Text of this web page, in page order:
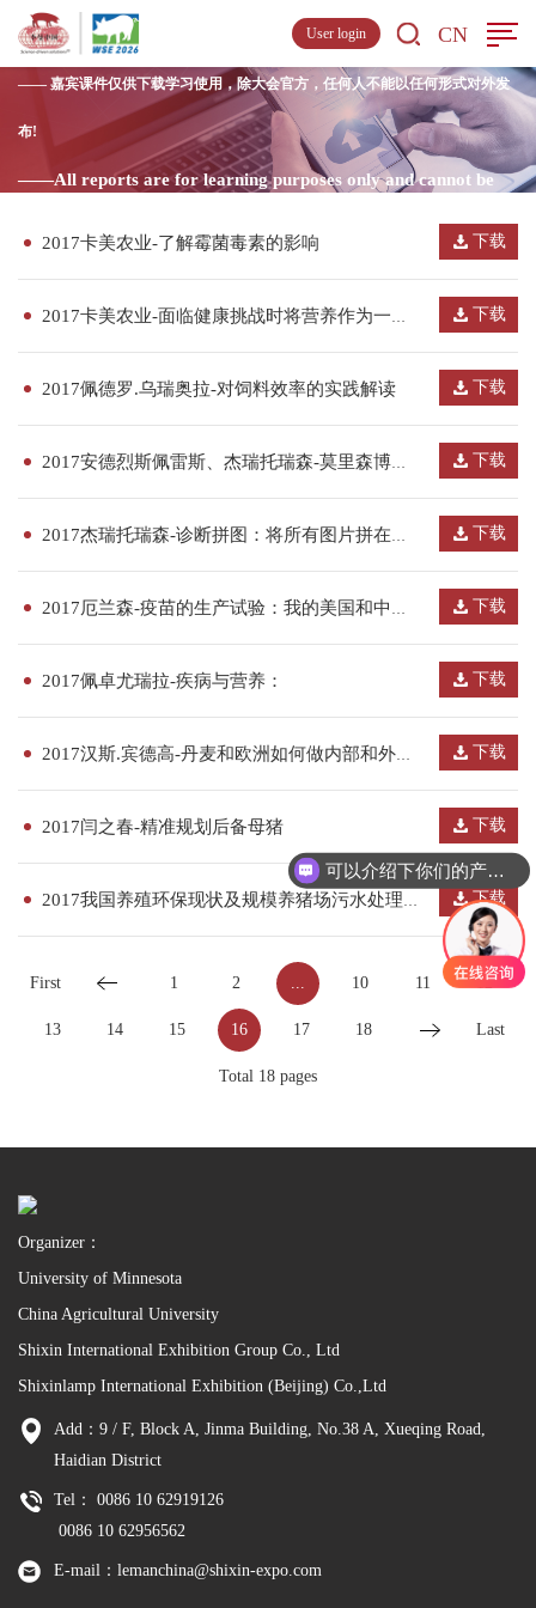
CN
User login
下载中心
—— 嘉宾课件仅供下载学习使用，除大会官方，任何人不能以任何形式对外发
布!
——All reports are for learning purposes only and cannot be
2017卡美农业-了解霉菌毒素的影响
下载
2017卡美农业-面临健康挑战时将营养作为一个工具 下载
2017佩德罗.乌瑞奥拉-对饲料效率的实践解读 下载
2017安德烈斯佩雷斯、杰瑞托瑞森-莫里森博士的猪健康监测项目对美国猪健康的监测...... 下载
2017杰瑞托瑞森-诊断拼图：将所有图片拼在一起 下载
2017厄兰森-疫苗的生产试验：我的美国和中国经验 下载
2017佩卓尤瑞拉-疾病与营养： 下载
2017汉斯.宾德高-丹麦和欧洲如何做内部和外部生物安全 下载
2017闫之春-精准规划后备母猪 下载
2017我国养殖环保现状及规模养猪场污水处理案例分享-韩芳祖 下载
First 1 2 ... 10 11 12
13 14 15 16 17 18 Last
Total 18 pages
Organizer：
University of Minnesota
China Agricultural University
Shixin International Exhibition Group Co., Ltd
Shixinlamp International Exhibition (Beijing) Co.,Ltd
Add：9 / F, Block A, Jinma Building, No.38 A, Xueqing Road,
Haidian District
Tel： 0086 10 62919126
0086 10 62956562
E-mail：lemanchina@shixin-expo.com
可以介绍下你们的产品么